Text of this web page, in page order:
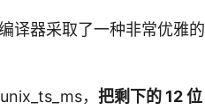
译器采取了一种非常优雅的
， 把剩下的 12 位